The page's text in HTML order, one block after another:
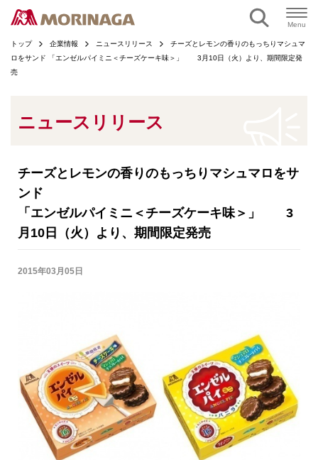
Menu
トップ 企業情報 ニュースリリース
チーズとレモンの香りのもっちりマシュマ
ロをサンド 「エンゼルパイミニ＜チーズケーキ味＞」 3月10日（火）より、期間限定発
売
ニュースリリース
チーズとレモンの香りのもっちりマシュマロをサ
ンド
「エンゼルパイミニ＜チーズケーキ味＞」 3
月10日（火）より、期間限定発売
2015年03月05日